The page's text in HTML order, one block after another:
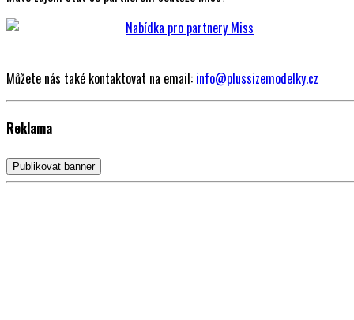
Můžete nás také kontaktovat na email: info@plussizemodelky.cz
Reklama
Publikovat banner